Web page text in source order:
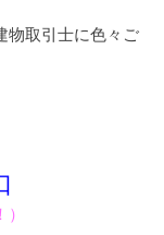
物取引士に色々ご